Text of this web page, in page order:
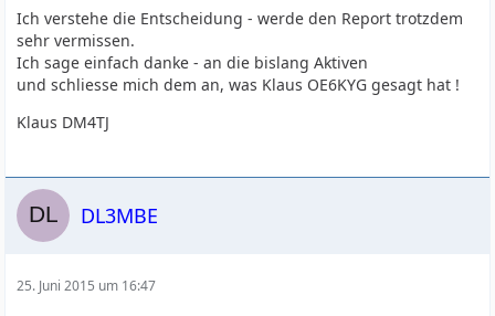
Ich verstehe die Entscheidung - werde den Report trotzdem
sehr vermissen.
Ich sage einfach danke - an die bislang Aktiven
und schliesse mich dem an, was Klaus OE6KYG gesagt hat !
Klaus DM4TJ
DL3MBE
25. Juni 2015 um 16:47